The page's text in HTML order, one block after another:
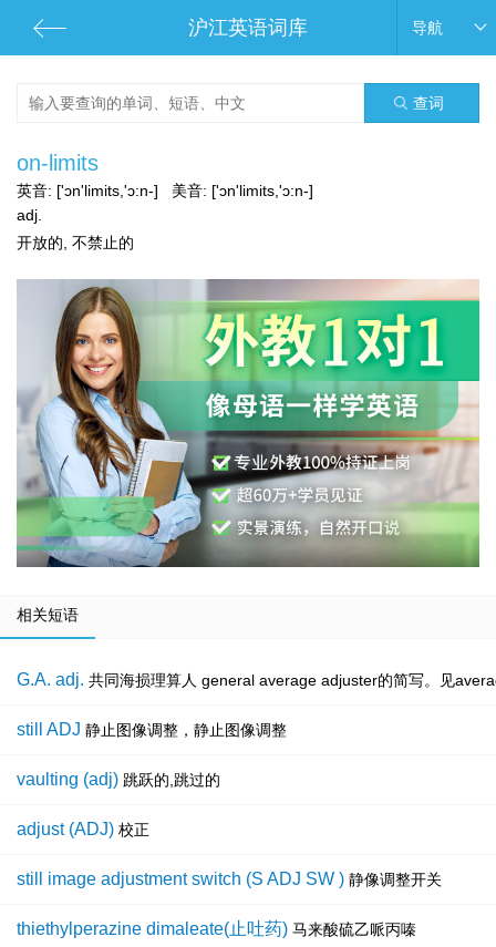
沪江英语词库 导航
查词
on-limits
英音: ['ɔn'limits,'ɔ:n-] 美音: ['ɔn'limits,'ɔ:n-]
adj.
开放的, 不禁止的
相关短语
G.A. adj. 共同海损理算人 general average adjuster的简写。见
still ADJ 静止图像调整，静止图像调整
vaulting (adj) 跳跃的,跳过的
adjust (ADJ) 校正
still image adjustment switch (S ADJ SW ) 静像调整开关
thiethylperazine dimaleate(止吐药) 马来酸硫乙哌丙嗪